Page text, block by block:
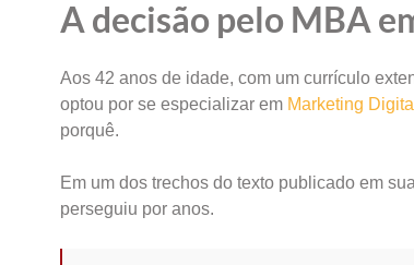
A decisão pelo MBA
Aos 42 anos de idade, com um currículo
optou por se especializar em Marketing Digital
porquê.
Em um dos trechos do texto publicado em
perseguiu por anos.